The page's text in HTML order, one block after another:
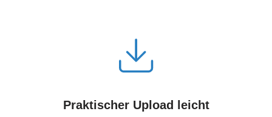
Praktischer Upload leicht